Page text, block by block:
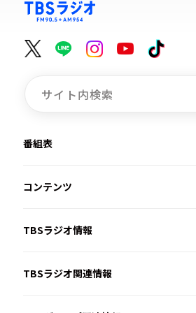
番組表
コンテンツ
TBSラジオ情報
TBSラジオ関連情報